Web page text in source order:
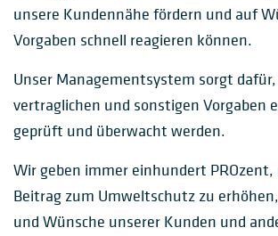
unsere Kundennähe fördern und auf
Vorgaben schnell reagieren können.
Unser Managementsystem sorgt dafür,
vertraglichen und sonstigen Vorgaben
geprüft und überwacht werden.
Wir geben immer einhundert
Beitrag zum Umweltschutz zu
und Wünsche unserer Kunden und